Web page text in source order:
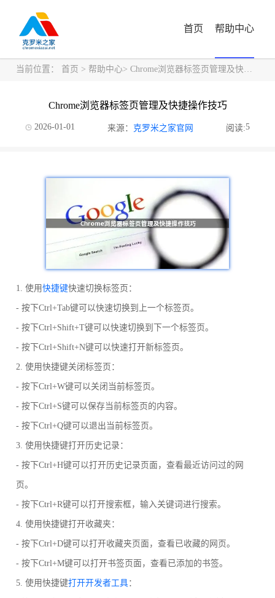
首页 帮助中心
当前位置： 首页 > 帮助中心> Chrome浏览器标签页管理及快捷操作技巧
Chrome浏览器标签页管理及快捷操作技巧
2026-01-01 来源： 克罗米之家官网 阅读:5
1. 使用快捷键快速切换标签页：
- 按下Ctrl+Tab键可以快速切换到上一个标签页。
- 按下Ctrl+Shift+T键可以快速切换到下一个标签页。
- 按下Ctrl+Shift+N键可以快速打开新标签页。
2. 使用快捷键关闭标签页：
- 按下Ctrl+W键可以关闭当前标签页。
- 按下Ctrl+S键可以保存当前标签页的内容。
- 按下Ctrl+Q键可以退出当前标签页。
3. 使用快捷键打开历史记录：
- 按下Ctrl+H键可以打开历史记录页面，查看最近访问过的网
页。
- 按下Ctrl+R键可以打开搜索框，输入关键词进行搜索。
4. 使用快捷键打开收藏夹：
- 按下Ctrl+D键可以打开收藏夹页面，查看已收藏的网页。
- 按下Ctrl+M键可以打开书签页面，查看已添加的书签。
5. 使用快捷键打开开发者工具：